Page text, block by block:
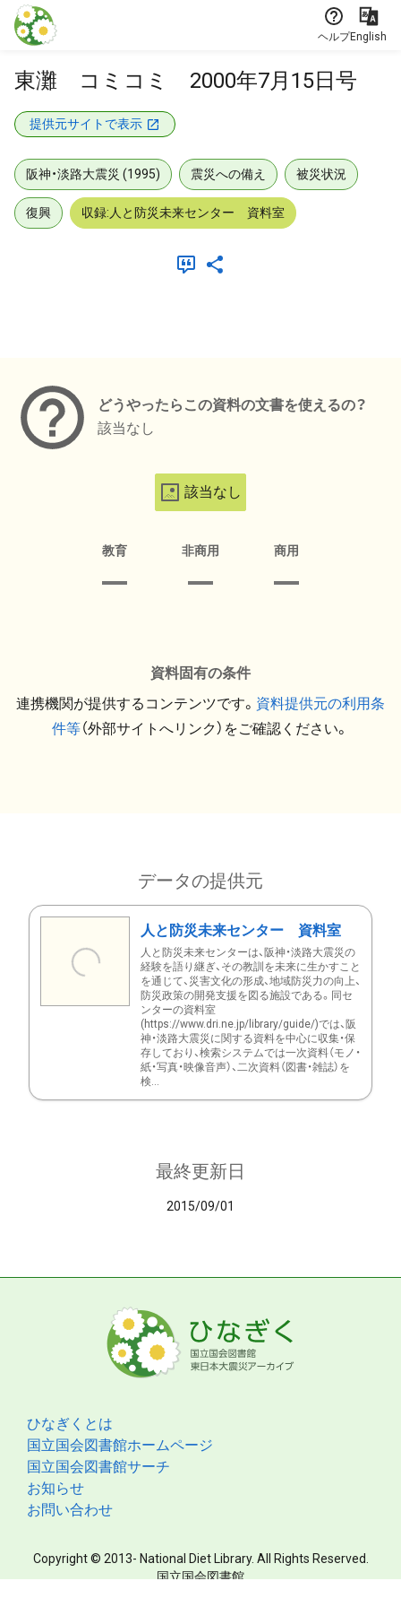
本文に飛ぶ
ヘルプEnglish
東灘 コミコミ 2000年7月15日号
提供元サイトで表示
阪神・淡路大震災 (1995) 震災への備え 被災状況
復興 収録:人と防災未来センター 資料室
どうやったらこの資料の文書を使えるの？
該当なし
該当なし
教育 非商用 商用
資料固有の条件
連携機関が提供するコンテンツです。 資料提供元の利用条
件等（外部サイトへリンク）をご確認ください。
データの提供元
人と防災未来センター 資料室
人と防災未来センターは、阪神・淡路大震災の
経験を語り継ぎ、その教訓を未来に生かすこと
を通じて、災害文化の形成、地域防災力の向上、
防災政策の開発支援を図る施設である。同セ
ンターの資料室
(https://www.dri.ne.jp/library/guide/)では、阪
神・淡路大震災に関する資料を中心に収集・保
存しており、検索システムでは一次資料（モノ・
紙・写真・映像音声）、二次資料（図書・雑誌）を
検...
最終更新日
2015/09/01
ひなぎくとは
国立国会図書館ホームページ
国立国会図書館サーチ
お知らせ
お問い合わせ
Copyright © 2013- National Diet Library. All Rights Reserved.